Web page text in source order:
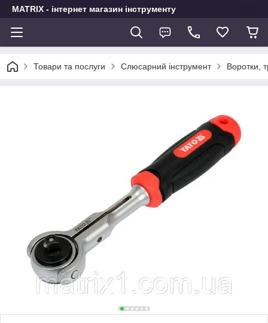
MATRIX - інтернет магазин інструменту
Товари та послуги Слюсарний інструмент Воротки,